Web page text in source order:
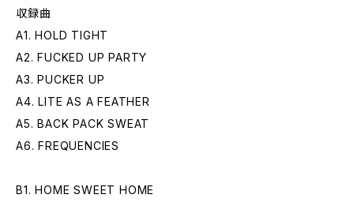
収録曲
A1. HOLD TIGHT
A2. FUCKED UP PARTY
A3. PUCKER UP
A4. LITE AS A FEATHER
A5. BACK PACK SWEAT
A6. FREQUENCIES
B1. HOME SWEET HOME